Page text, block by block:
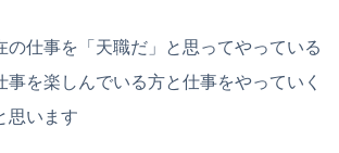
の仕事を「天職だ」と思ってやっている
事を楽しんでいる方と仕事をやっていく
思います